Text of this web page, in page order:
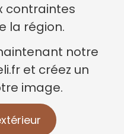
contraintes
la région.
notre
et créez un
image.